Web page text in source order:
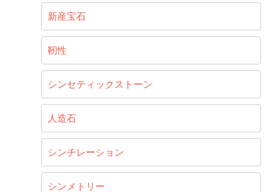
新産宝石
靭性
シンセティックストーン
人造石
シンチレーション
シンメトリー